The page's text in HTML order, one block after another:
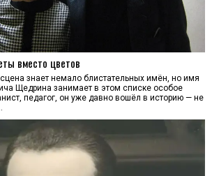
вместо цветов
знает немало блистательных имён, но имя
Щедрина занимает в этом списке особое
педагог, он уже давно вошёл в историю — не